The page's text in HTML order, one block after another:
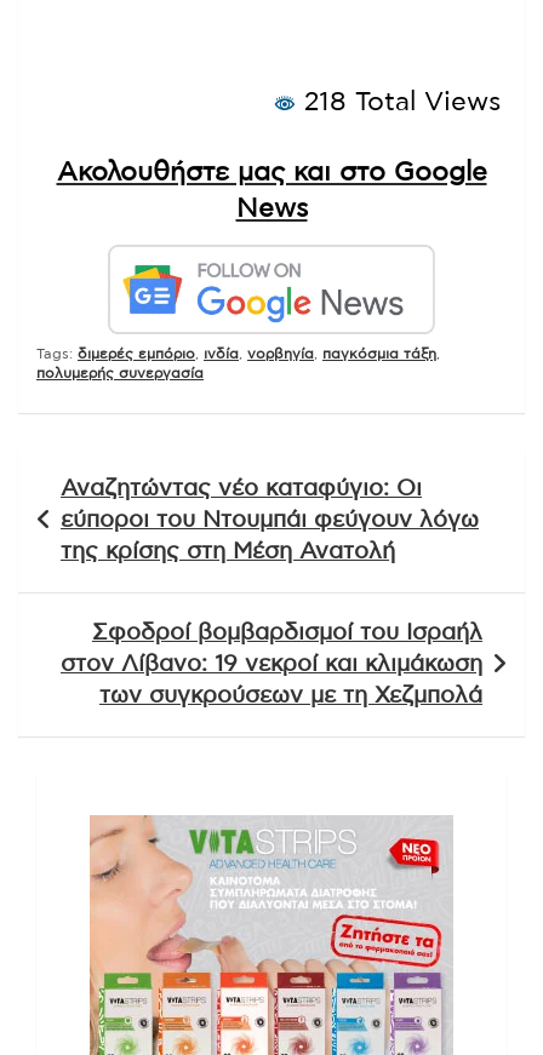
218 Total Views
Ακολουθήστε μας και στο Google
News
Tags: διμερές εμπόριο ινδία νορβηγία παγκόσμια τάξη
πολυμερής συνεργασία
άρθρων
Αναζητώντας νέο καταφύγιο: Οι
εύποροι του Ντουμπάι φεύγουν λόγω
της κρίσης στη Μέση Ανατολή
Σφοδροί βομβαρδισμοί του Ισραήλ
στον Λίβανο: 19 νεκροί και κλιμάκωση
των συγκρούσεων με τη Χεζμπολά